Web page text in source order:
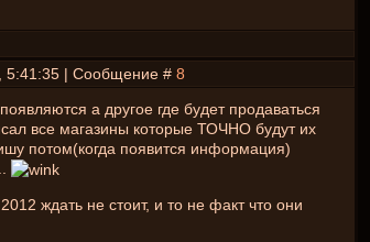
5:41:35 | Сообщение # 8
а другое где будет продаваться
все магазины которые ТОЧНО будут их
потом(когда появится информация)
ждать не стоит, и то не факт что они